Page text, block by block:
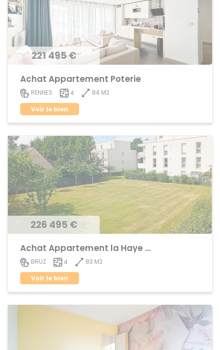
221 495 €
Achat Appartement Poterie
RENNES 4
84 M2
Voir le bien
226 495 €
Achat Appartement la Haye de Pan
BRUZ 4
83 M2
Voir le bien